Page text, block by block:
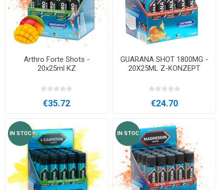
Arthro Forte Shots -
20x25ml KZ
€35.72
GUARANA SHOT 1800MG -
20X25ML Z-KONZEPT
€24.70
IN STOC IN STOC